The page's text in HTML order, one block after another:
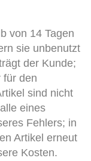
von 14 Tagen
sie unbenutzt
der Kunde;
für den
sind nicht
eines
Fehlers; in
Artikel erneut
Kosten.